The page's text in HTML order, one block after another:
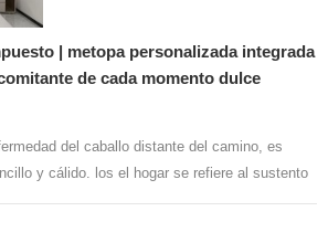
| metopa personalizada integrada
de cada momento dulce
del caballo distante del camino, es
y cálido. los el hogar se refiere al sustento
de una buena relación, más el recuerdo
a que a la persona principal le gusta